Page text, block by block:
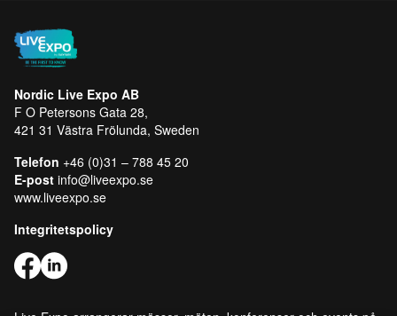
Nordic Live Expo AB
F O Petersons Gata 28,
421 31 Västra Frölunda, Sweden
Telefon +46 (0)31 – 788 45 20
E-post info@liveexpo.se
www.liveexpo.se
Integritetspolicy